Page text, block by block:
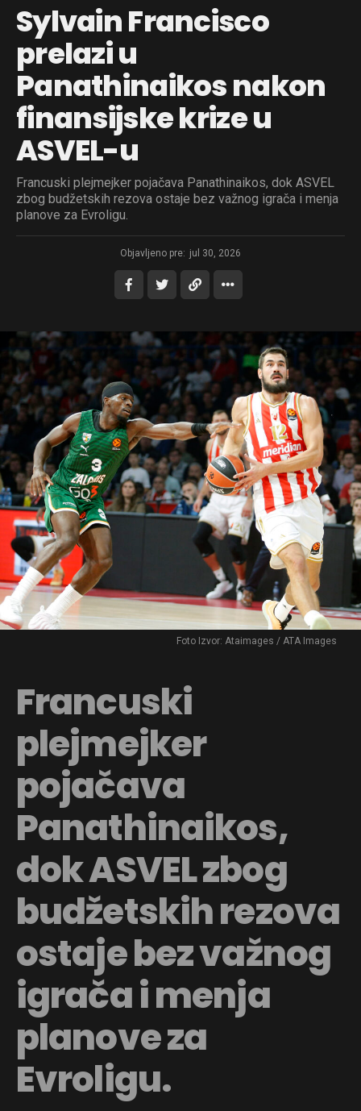
Sylvain Francisco
prelazi u
Panathinaikos nakon
finansijske krize u
ASVEL-u
Francuski plejmejker pojačava Panathinaikos, dok ASVEL
zbog budžetskih rezova ostaje bez važnog igrača i menja
planove za Evroligu.
Objavljeno pre: jul 30, 2026
Foto Izvor: Ataimages / ATA Images
Francuski
plejmejker
pojačava
Panathinaikos,
dok ASVEL zbog
budžetskih rezova
ostaje bez važnog
igrača i menja
planove za
Evroligu.